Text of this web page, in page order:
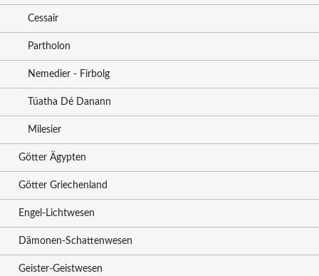
Cessair
Partholon
Nemedier - Firbolg
Túatha Dé Danann
Milesier
Götter Ägypten
Götter Griechenland
Engel-Lichtwesen
Dämonen-Schattenwesen
Geister-Geistwesen